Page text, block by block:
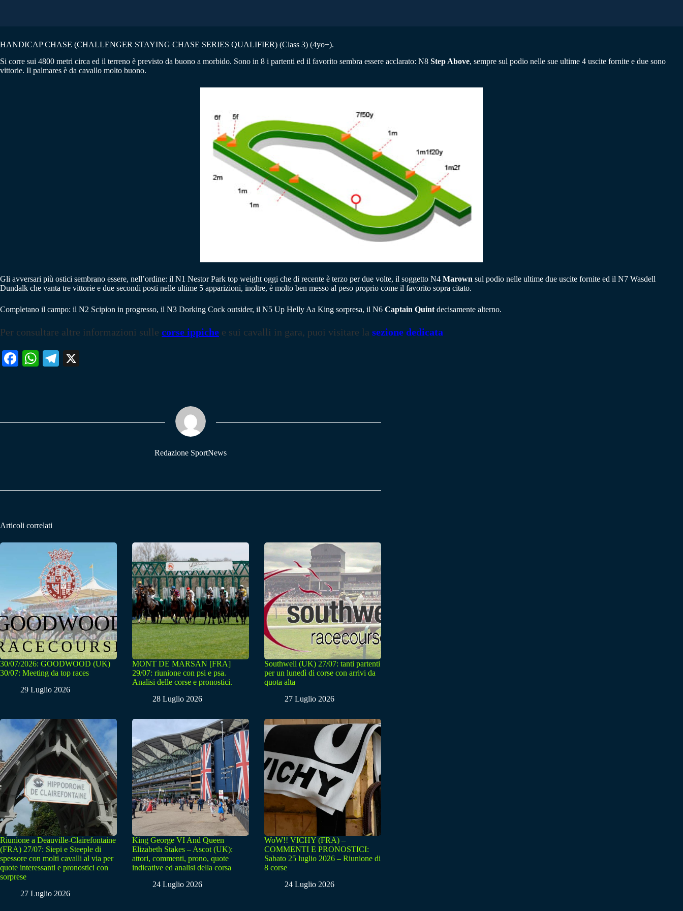
HANDICAP CHASE (CHALLENGER STAYING CHASE SERIES QUALIFIER) (Class 3) (4yo+).
Si corre sui 4800 metri circa ed il terreno è previsto da buono a morbido. Sono in 8 i partenti ed il favorito sembra essere acclarato: N8 Step Above, sempre sul podio nelle sue ultime 4 uscite fornite e due sono
vittorie. Il palmares è da cavallo molto buono.
Gli avversari più ostici sembrano essere, nell’ordine: il N1 Nestor Park top weight oggi che di recente è terzo per due volte, il soggetto N4 Marown sul podio nelle ultime due uscite fornite ed il N7 Wasdell
Dundalk che vanta tre vittorie e due secondi posti nelle ultime 5 apparizioni, inoltre, è molto ben messo al peso proprio come il favorito sopra citato.
Completano il campo: il N2 Scipion in progresso, il N3 Dorking Cock outsider, il N5 Up Helly Aa King sorpresa, il N6 Captain Quint decisamente alterno.
Per consultare altre informazioni sulle corse ippiche e sui cavalli in gara, puoi visitare la sezione dedicata
Fa W
pp
Te
m
Redazione SportNews
Articoli correlati
30/07/2026: GOODWOOD (UK)
30/07: Meeting da top races
29 Luglio 2026
MONT DE MARSAN [FRA]
29/07: riunione con psi e psa.
Analisi delle corse e pronostici.
28 Luglio 2026
Southwell (UK) 27/07: tanti partenti
per un lunedì di corse con arrivi da
quota alta
27 Luglio 2026
Riunione a Deauville-Clairefontaine
(FRA) 27/07: Siepi e Steeple di
spessore con molti cavalli al via per
quote interessanti e pronostici con
sorprese
27 Luglio 2026
King George VI And Queen
Elizabeth Stakes – Ascot (UK):
attori, commenti, prono, quote
indicative ed analisi della corsa
24 Luglio 2026
WoW!! VICHY (FRA) –
COMMENTI E PRONOSTICI:
Sabato 25 luglio 2026 – Riunione di
8 corse
24 Luglio 2026